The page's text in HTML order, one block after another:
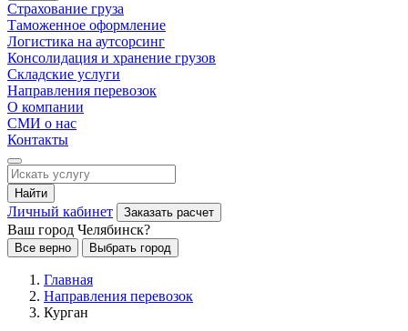
Страхование груза
Таможенное оформление
Логистика на аутсорсинг
Консолидация и хранение грузов
Складские услуги
Направления перевозок
О компании
СМИ о нас
Контакты
Найти
Личный кабинет Заказать расчет
Ваш город Челябинск?
Все верно Выбрать город
Главная
Направления перевозок
Курган